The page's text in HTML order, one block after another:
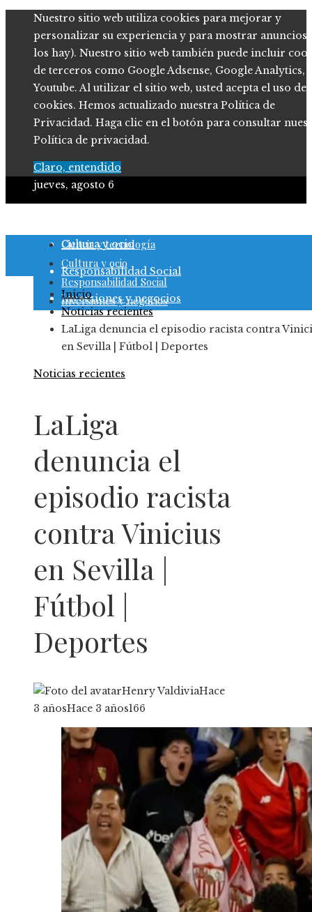
Nuestro sitio web utiliza cookies para mejorar y
personalizar su experiencia y para mostrar anuncios
los hay). Nuestro sitio web también puede incluir
de terceros como Google Adsense, Google Analytics,
Youtube. Al utilizar el sitio web, usted acepta el uso de
cookies. Hemos actualizado nuestra Política de
Privacidad. Haga clic en el botón para consultar
Política de privacidad.
Claro, entendido
jueves, agosto 6
Cultura y ocio
Responsabilidad Social
Inversiones y negocios
Ciencia y tecnología
Cultura y ocio
Responsabilidad Social
Inversiones y negocios
Inicio
Noticias recientes
LaLiga denuncia el episodio racista contra
en Sevilla | Fútbol | Deportes
Noticias recientes
LaLiga
denuncia el
episodio racista
contra Vinicius
en Sevilla |
Fútbol |
Deportes
Henry ValdiviaHace
3 añosHace 3 años166